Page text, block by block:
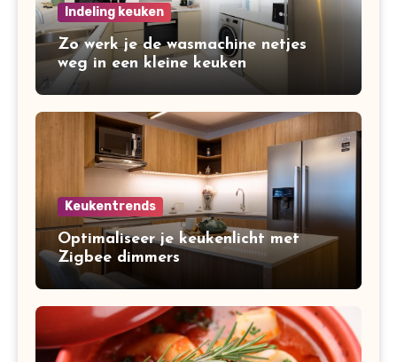
Indeling keuken
Zo werk je de wasmachine netjes
weg in een kleine keuken
Keukentrends
Optimaliseer je keukenlicht met
Zigbee dimmers